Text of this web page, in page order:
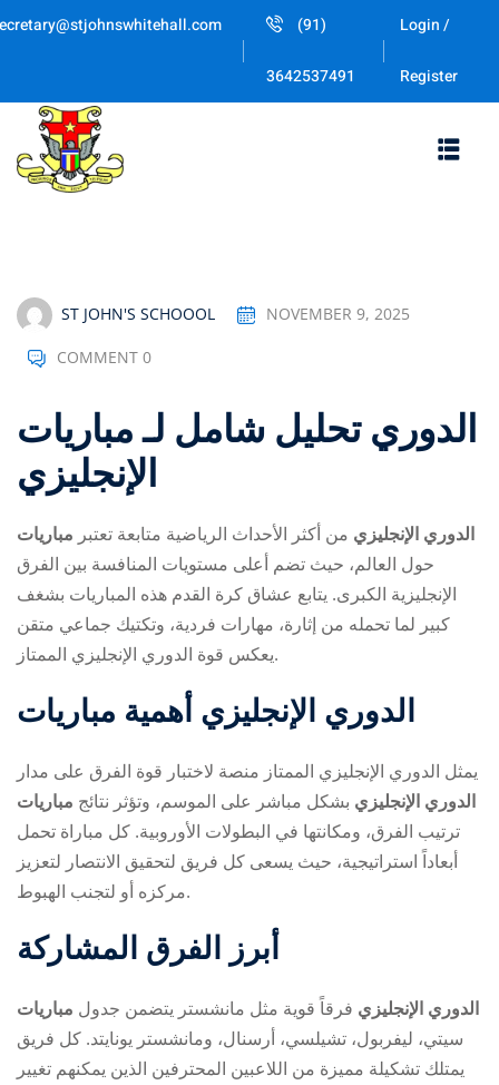
Skip
(91)
3642537491
Login /
Register
ST JOHN'S SCHOOOL NOVEMBER 9, 2025
COMMENT 0
تحليل شامل لـ مباريات ‎الدوري
الإنجليزي
تعتبر مباريات ‎الدوري الإنجليزي من أكثر الأحداث الرياضية متابعة
حول العالم، حيث تضم أعلى مستويات المنافسة بين الفرق
الإنجليزية الكبرى. يتابع عشاق كرة القدم هذه المباريات بشغف
كبير لما تحمله من إثارة، مهارات فردية، وتكتيك جماعي متقن
يعكس قوة الدوري الإنجليزي الممتاز.
أهمية مباريات ‎الدوري الإنجليزي
يمثل الدوري الإنجليزي الممتاز منصة لاختبار قوة الفرق على مدار
الموسم، وتؤثر نتائج
مباريات ‎الدوري الإنجليزي بشكل مباشر على
ترتيب الفرق، ومكانتها في البطولات الأوروبية. كل مباراة تحمل
أبعاداً استراتيجية، حيث يسعى كل فريق لتحقيق الانتصار لتعزيز
مركزه أو لتجنب الهبوط.
أبرز الفرق المشاركة
يتضمن جدول مباريات ‎الدوري الإنجليزي فرقاً قوية مثل مانشستر
سيتي، ليفربول، تشيلسي، أرسنال، ومانشستر يونايتد. كل فريق
يمتلك تشكيلة مميزة من اللاعبين المحترفين الذين يمكنهم تغيير